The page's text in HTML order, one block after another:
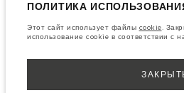
веб-сайте указаны для европейских
предварительного уведомления.
дополнительным оборудованием,
некоторых рынков. Пожалуйста,
Указанные цены включают налог на
Цены действительны только для моделей
ПОЛИТИКА
Этот сайт использует файлы cookie.
использование cookie в соответствии с